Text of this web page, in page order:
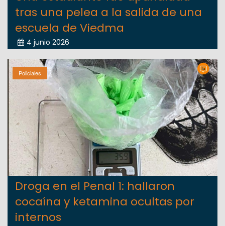
tras una pelea a la salida de una
escuela de Viedma
4 junio 2026
Policiales
Droga en el Penal 1: hallaron
cocaína y ketamina ocultas por
internos